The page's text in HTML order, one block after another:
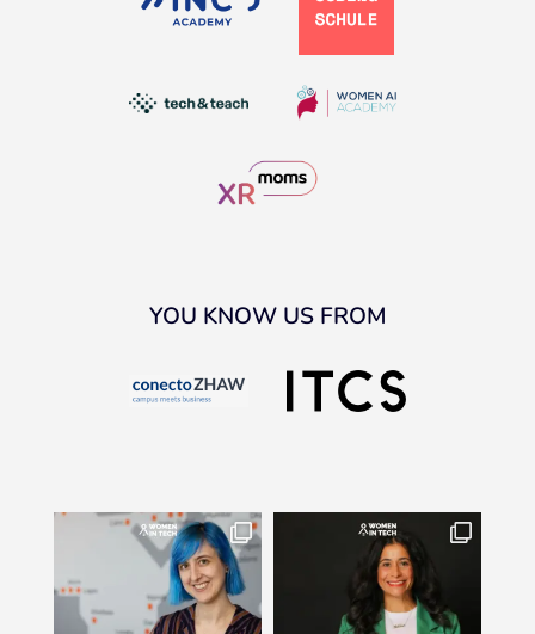
YOU KNOW US FROM